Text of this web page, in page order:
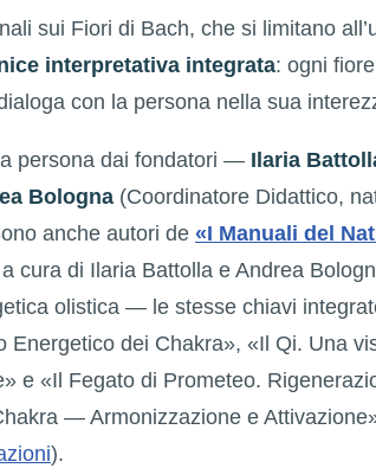
sui Fiori di Bach, che si limitano
interpretativa integrata: ogni
con la persona nella sua
persona dai fondatori — Ilaria
Bologna (Coordinatore Didattico,
anche autori de «I Manuali del
cura di Ilaria Battolla e Andrea
olistica — le stesse chiavi
Energetico dei Chakra», «Il Qi. Una
e «Il Fegato di Prometeo.
— Armonizzazione e
).